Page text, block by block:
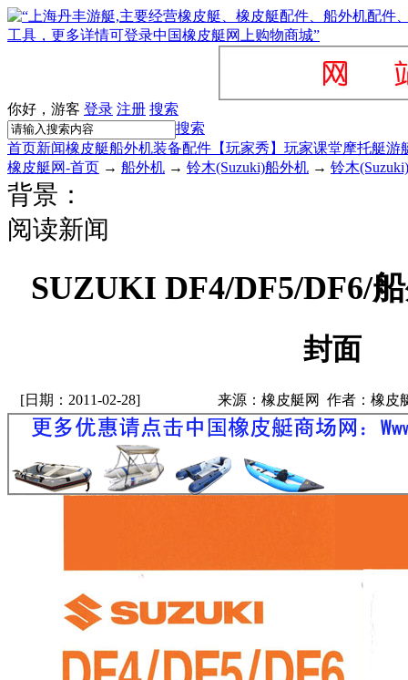
你好，游客 登录 注册 搜索
搜索
首页新闻橡皮艇船外机装备配件 【玩家秀】 玩家课堂摩托艇游
橡皮艇网-首页 → 船外机 → 铃木(Suzuki)船外机 → 铃木
背景：
阅读新闻
SUZUKI DF4/DF5/DF6/
封面
[日期：2011-02-28] 来源：橡皮艇网 作者：橡皮